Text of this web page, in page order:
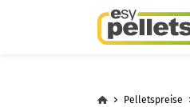
Pelletspreise